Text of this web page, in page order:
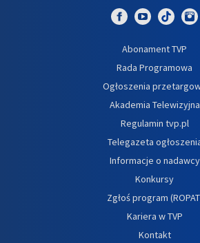
Abonament TVP
Rada Programowa
Ogłoszenia
Akademia Telewizyjna
Regulamin tvp.pl
Telegazeta
Informacje o nadawcy
Konkursy
Zgłoś program
Kariera w TVP
Kontakt